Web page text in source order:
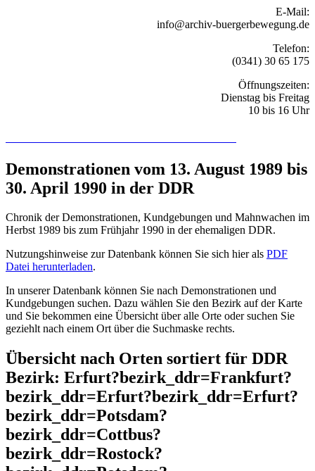
E-Mail:
info@archiv-buergerbewegung.de
Telefon:
(0341) 30 65 175
Öffnungszeiten:
Dienstag bis Freitag
10 bis 16 Uhr
Demonstrationen vom 13. August 1989 bis
30. April 1990 in der DDR
Chronik der Demonstrationen, Kundgebungen und Mahnwachen im
Herbst 1989 bis zum Frühjahr 1990 in der ehemaligen DDR.
Nutzungshinweise zur Datenbank können Sie sich hier als PDF
Datei herunterladen.
In unserer Datenbank können Sie nach Demonstrationen und
Kundgebungen suchen. Dazu wählen Sie den Bezirk auf der Karte
und Sie bekommen eine Übersicht über alle Orte oder suchen Sie
geziehlt nach einem Ort über die Suchmaske rechts.
Übersicht nach Orten sortiert für DDR
Bezirk: Erfurt?bezirk_ddr=Frankfurt?
bezirk_ddr=Erfurt?bezirk_ddr=Erfurt?
bezirk_ddr=Potsdam?
bezirk_ddr=Cottbus?
bezirk_ddr=Rostock?